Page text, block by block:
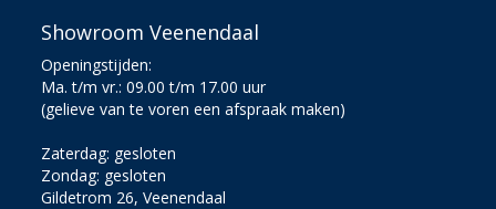
Showroom Veenendaal
Openingstijden:
Ma. t/m vr.: 09.00 t/m 17.00 uur
(gelieve van te voren een afspraak maken)
Zaterdag: gesloten
Zondag: gesloten
Gildetrom 26, Veenendaal